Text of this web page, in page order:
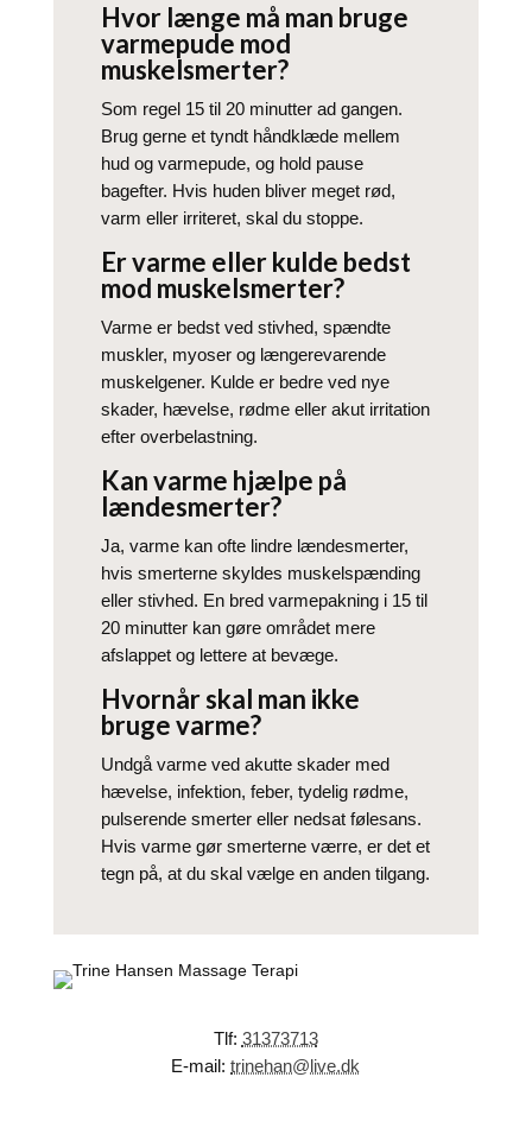
Hvor længe må man bruge
varmepude mod
muskelsmerter?
Som regel 15 til 20 minutter ad gangen.
Brug gerne et tyndt håndklæde mellem
hud og varmepude, og hold pause
bagefter. Hvis huden bliver meget rød,
varm eller irriteret, skal du stoppe.
Er varme eller kulde bedst
mod muskelsmerter?
Varme er bedst ved stivhed, spændte
muskler, myoser og længerevarende
muskelgener. Kulde er bedre ved nye
skader, hævelse, rødme eller akut irritation
efter overbelastning.
Kan varme hjælpe på
lændesmerter?
Ja, varme kan ofte lindre lændesmerter,
hvis smerterne skyldes muskelspænding
eller stivhed. En bred varmepakning i 15 til
20 minutter kan gøre området mere
afslappet og lettere at bevæge.
Hvornår skal man ikke
bruge varme?
Undgå varme ved akutte skader med
hævelse, infektion, feber, tydelig rødme,
pulserende smerter eller nedsat følesans.
Hvis varme gør smerterne værre, er det et
tegn på, at du skal vælge en anden tilgang.
Tlf: 31373713
E-mail:trinehan@live.dk